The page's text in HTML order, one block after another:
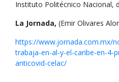
Instituto Politécnico Nacional,
La Jornada, (Emir Olivares
https://www.jornada.com.mx/
trabaja-en-al-y-el-caribe-en-4-
anticovid-celac/